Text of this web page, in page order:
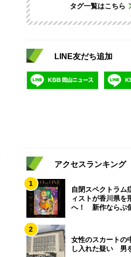
タグ一覧はこちら
LINE友だち追加
アクセスランキング
1
自閉スペクトラム
ィストが香川県を
へ！ 新作ならぶ
2
女性のスカートの
し入れた疑い 男